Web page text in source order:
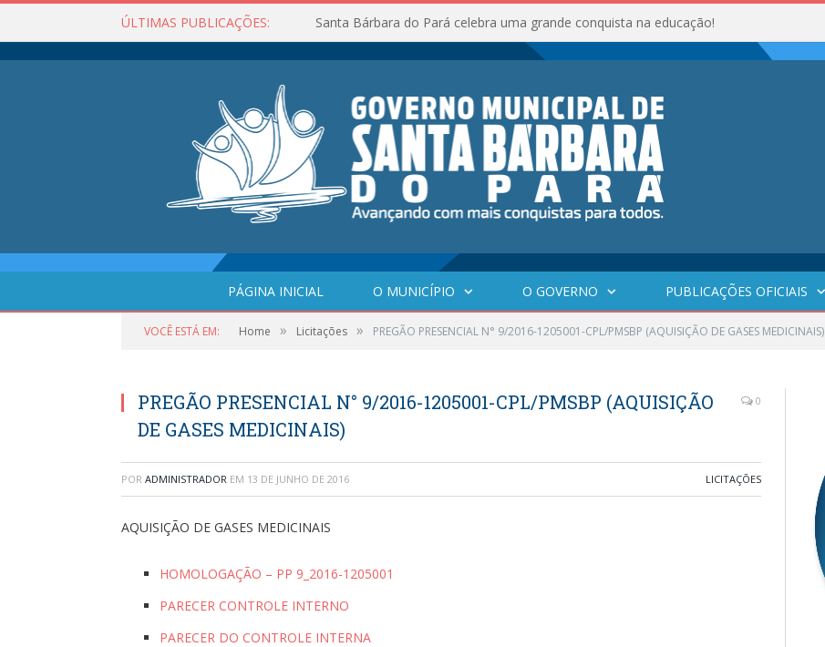
ÚLTIMAS PUBLICAÇÕES: Santa Bárbara do Pará celebra uma grande conquista na educação!
PÁGINA INICIAL O MUNICÍPIO O GOVERNO PUBLICAÇÕES OFICIAIS
VOCÊ ESTÁ EM: Home » Licitações » PREGÃO PRESENCIAL N° 9/2016-1205001-CPL/PMSBP (AQUISIÇÃO DE GASES MEDICINAIS)
PREGÃO PRESENCIAL N° 9/2016-1205001-CPL/PMSBP (AQUISIÇÃO
DE GASES MEDICINAIS)
0
POR ADMINISTRADOR EM 13 DE JUNHO DE 2016 LICITAÇÕES
AQUISIÇÃO DE GASES MEDICINAIS
HOMOLOGAÇÃO – PP 9_2016-1205001
PARECER CONTROLE INTERNO
PARECER DO CONTROLE INTERNA